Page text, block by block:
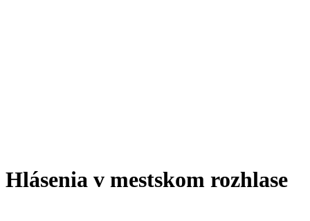
Hlásenia v mestskom rozhlase